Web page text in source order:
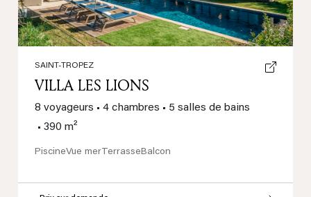
SAINT-TROPEZ
VILLA LES LIONS
8 voyageurs • 4 chambres • 5 salles de bains
• 390 m²
PiscineVue mer TerrasseBalcon